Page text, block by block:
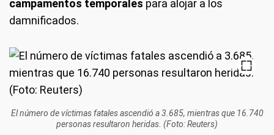
campamentos temporales para alojar a los
damnificados.
El número de víctimas fatales ascendió a 3.685, mientras que 16.740
personas resultaron heridas. (Foto: Reuters)